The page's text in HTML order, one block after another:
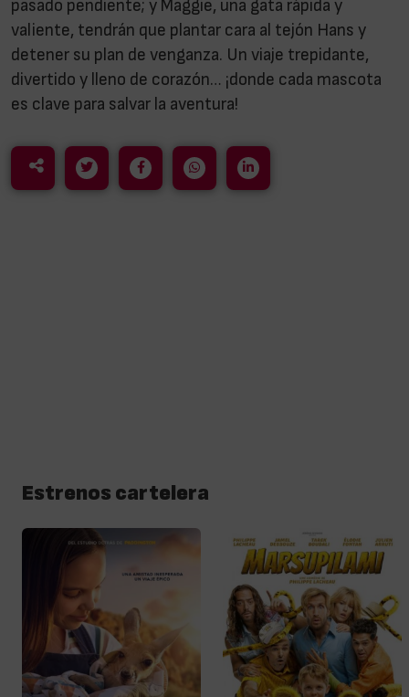
pasado pendiente; y Maggie, una gata rápida y
valiente, tendrán que plantar cara al tejón Hans y
detener su plan de venganza. Un viaje trepidante,
divertido y lleno de corazón… ¡donde cada mascota
es clave para salvar la aventura!
Estrenos cartelera